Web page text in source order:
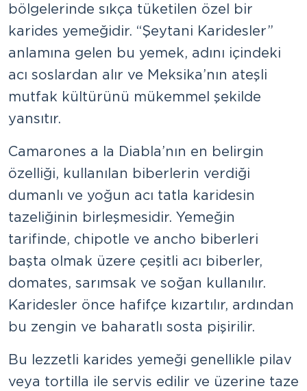
bölgelerinde sıkça tüketilen özel bir
karides yemeğidir. “Şeytani Karidesler”
anlamına gelen bu yemek, adını içindeki
acı soslardan alır ve Meksika’nın ateşli
mutfak kültürünü mükemmel şekilde
yansıtır.
Camarones a la Diabla’nın en belirgin
özelliği, kullanılan biberlerin verdiği
dumanlı ve yoğun acı tatla karidesin
tazeliğinin birleşmesidir. Yemeğin
tarifinde, chipotle ve ancho biberleri
başta olmak üzere çeşitli acı biberler,
domates, sarımsak ve soğan kullanılır.
Karidesler önce hafifçe kızartılır, ardından
bu zengin ve baharatlı sosta pişirilir.
Bu lezzetli karides yemeği genellikle pilav
veya tortilla ile servis edilir ve üzerine taze